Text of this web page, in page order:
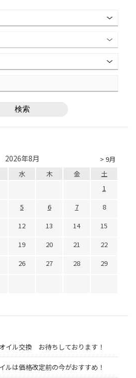
> 9月
2026年8月
水 木 金
土
1
5 6 7
8
12 13 14
15
19 20 21
22
26 27 28
29
イル交換 お待ちしております！
ルは価格改定前の今がおすすめ！